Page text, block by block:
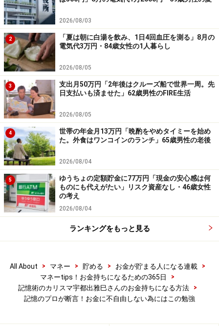
つこと。結局これも私が何度もお話している“現実”と向
き合うことに他なりません。
★インタビューは今回で最終回です。過去の記事を読み
たい方はコチラへ！
カリスマの“記憶”を正しく使ってお金持ちになる方法
“お金の記録”を残せば自然に金持ち体質になる！
★宇都出 雅巳さんの記憶術の記事をもっと読みたい方
はコチラへ！
教えてくれたのは
宇都出 雅巳さん
版社、コンサルティング会社勤務後、ニューヨーク大学
スターンスクール留学。2000年 MBA取得（マーケティ
ング専攻)。 帰国後、外資系銀行を経て、2002年に独
2026/08/03
2
「夏は朝に白湯を飲み、1日4回血圧を測る」8月の
電気代3万円・84歳女性の1人暮らし
2026/08/05
3
支出月50万円「2年後はクルーズ船で世界一周。先
日支払いも済ませた」62歳男性のFIRE生活
2026/08/05
4
世帯の年金月13万円「晩酌をやめタイミーを始め
た。外食はワンコインのランチ」65歳男性の老後
2026/08/04
5
ゆうちょの定額貯金に77万円「現金の安心感は何
ものにも代えがたい」リスク資産なし・46歳女性
の考え
2026/08/04
ランキングをもっと見る
All About > マネー > 貯める > お金が貯まる人になる連載
>
マネーtips！お金持ちになるための365日
>
記憶術のカリスマ宇都出雅巳さんのお金持ちになる方法
>
記憶のプロが断言！お金に不自由しない為にはこの勉強